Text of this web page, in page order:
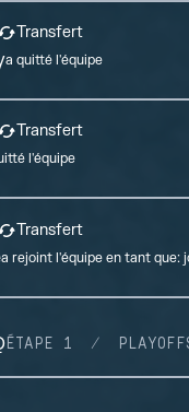
Transfert
a quitté l'équipe
Transfert
l'équipe
Transfert
a rejoint l'équipe en tant que:
ÉTAPE 1